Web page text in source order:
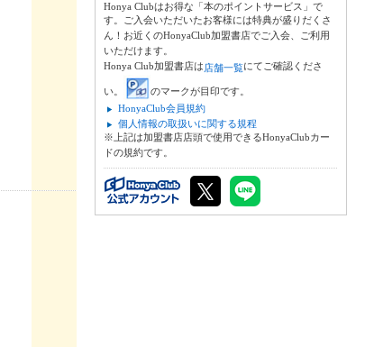
Honya Clubはお得な「本のポイントサービス」で
す。ご入会いただいたお客様には特典が盛りだくさ
ん！お近くのHonyaClub加盟書店でご入会、ご利用
いただけます。
Honya Club加盟書店は店舗一覧にてご確認くださ
い。
のマークが目印です。
HonyaClub会員規約
個人情報の取扱いに関する規程
※上記は加盟書店店頭で使用できるHonyaClubカー
ドの規約です。